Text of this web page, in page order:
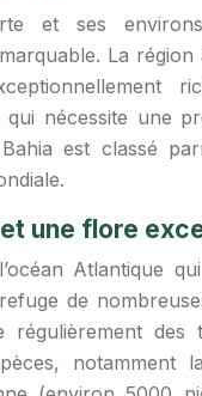
et ses environs
La
nécessite une
est classé
une flore
Atlantique
de
régulièrement des